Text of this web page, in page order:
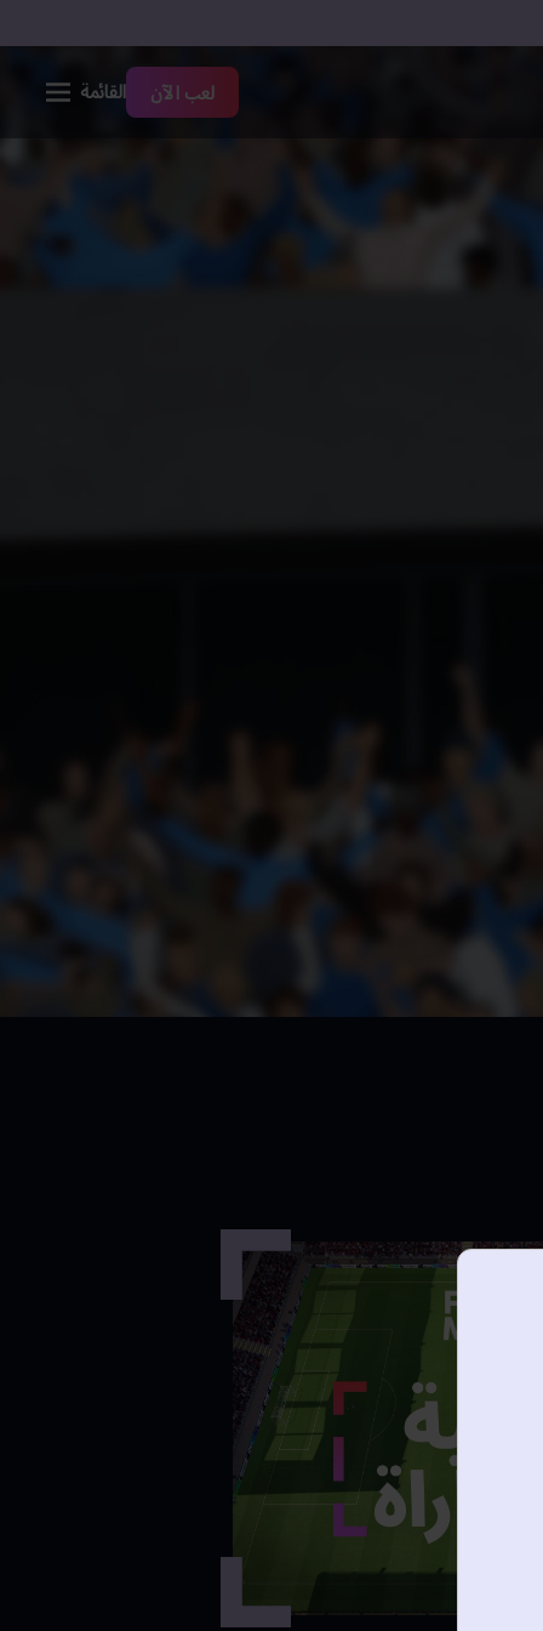
لعب الآن القائمة